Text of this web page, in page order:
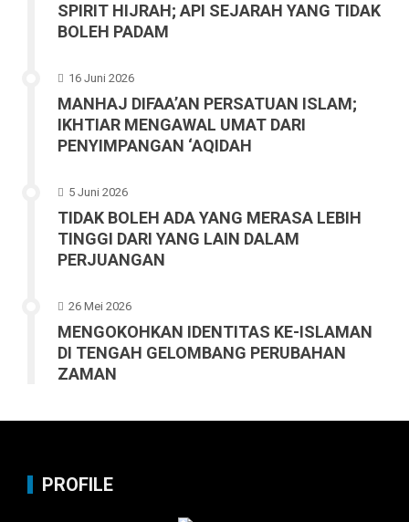
SPIRIT HIJRAH; API SEJARAH YANG TIDAK
BOLEH PADAM
16 Juni 2026
MANHAJ DIFAA’AN PERSATUAN ISLAM;
IKHTIAR MENGAWAL UMAT DARI
PENYIMPANGAN ‘AQIDAH
5 Juni 2026
TIDAK BOLEH ADA YANG MERASA LEBIH
TINGGI DARI YANG LAIN DALAM
PERJUANGAN
26 Mei 2026
MENGOKOHKAN IDENTITAS KE-ISLAMAN
DI TENGAH GELOMBANG PERUBAHAN
ZAMAN
PROFILE